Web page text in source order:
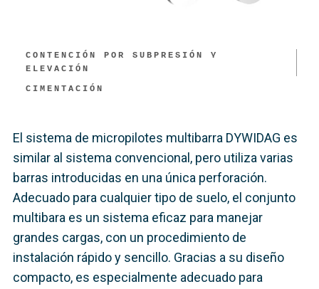
CONTENCIÓN POR SUBPRESIÓN Y
ELEVACIÓN
CIMENTACIÓN
El sistema de micropilotes multibarra DYWIDAG es
similar al sistema convencional, pero utiliza varias
barras introducidas en una única perforación.
Adecuado para cualquier tipo de suelo, el conjunto
multibara es un sistema eficaz para manejar
grandes cargas, con un procedimiento de
instalación rápido y sencillo. Gracias a su diseño
compacto, es especialmente adecuado para